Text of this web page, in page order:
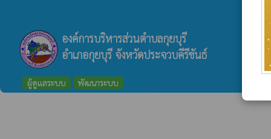
องค์การบริหารส่วนตำบลกุยบุรี
อำเภอกุยบุรี จังหวัดประจวบคีรีขันธ์
ผู้ดูแลระบบ พัฒนาระบบ